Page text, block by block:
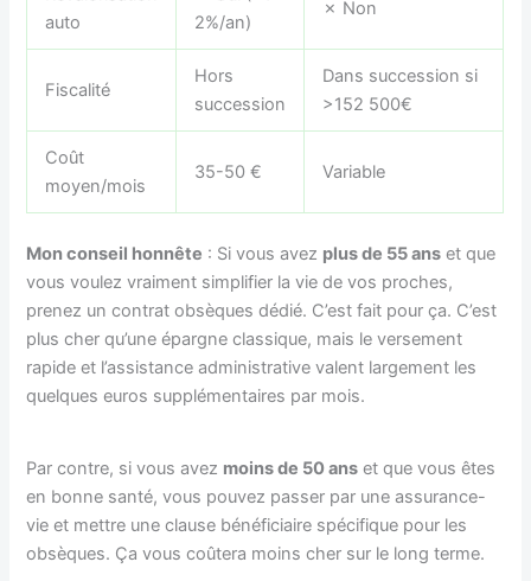
auto
2%/an)
✗ Non
Fiscalité
Hors
succession
Dans succession si
>152 500€
Coût
moyen/mois
35-50 € Variable
Mon conseil honnête : Si vous avez plus de 55 ans et que
vous voulez vraiment simplifier la vie de vos proches,
prenez un contrat obsèques dédié. C’est fait pour ça. C’est
plus cher qu’une épargne classique, mais le versement
rapide et l’assistance administrative valent largement les
quelques euros supplémentaires par mois.
Par contre, si vous avez moins de 50 ans et que vous êtes
en bonne santé, vous pouvez passer par une assurance-
vie et mettre une clause bénéficiaire spécifique pour les
obsèques. Ça vous coûtera moins cher sur le long terme.